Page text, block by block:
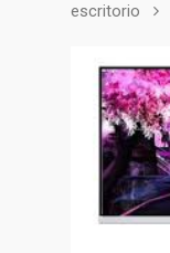
escritorio